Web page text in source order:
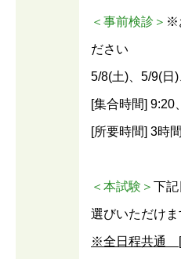
＜事前検診＞ ※
ださい
5/8(土)、5/9(日
[集合時間] 9:20
[所要時間] 3時
＜本試験＞ 下
選びいただけま
※全日程共通 [